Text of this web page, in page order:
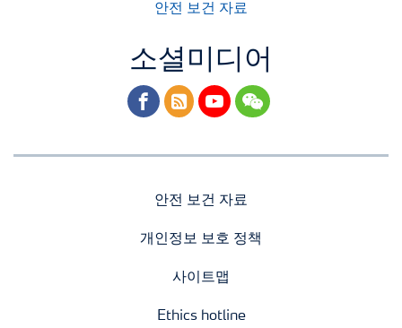
안전 보건 자료
소셜미디어
facebook
rss youtubewechat
안전 보건 자료
개인정보 보호 정책
사이트맵
Ethics hotline